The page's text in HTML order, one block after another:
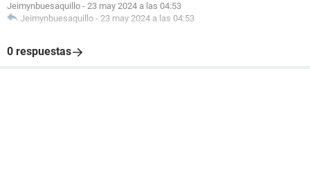
Jeimynbuesaquillo - 23 may 2024 a las 04:53
Jeimynbuesaquillo - 23 may 2024 a las 04:53
0 respuestas